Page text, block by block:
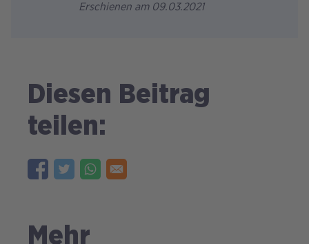
Erschienen am 09.03.2021
Diesen Beitrag
teilen:
Mehr